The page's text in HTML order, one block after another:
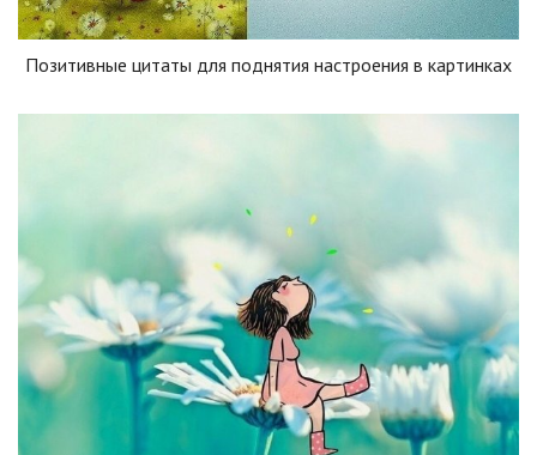
Позитивные цитаты для поднятия настроения в картинках